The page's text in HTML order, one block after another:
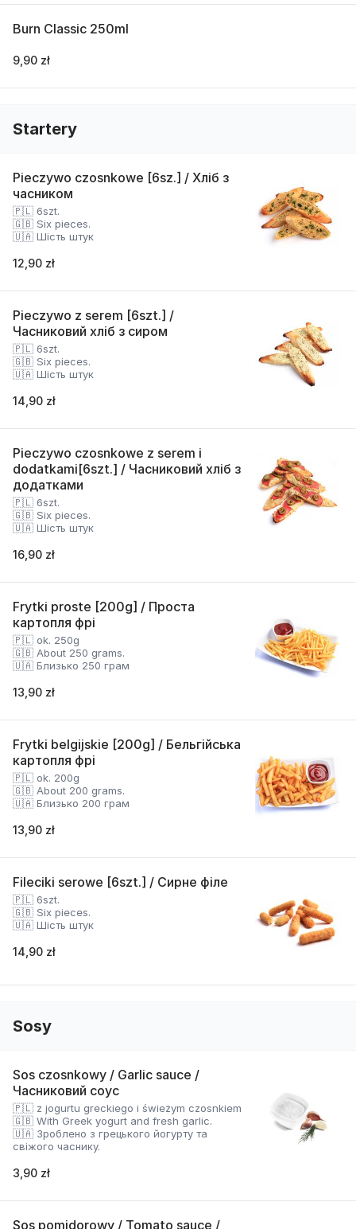
Burn Classic 250ml
9,90 zł
Startery
Pieczywo czosnkowe [6sz.] / Хліб з
часником
🇵🇱 6szt.
🇬🇧 Six pieces.
🇺🇦 Шість штук
12,90 zł
Pieczywo z serem [6szt.] /
Часниковий хліб з сиром
🇵🇱 6szt.
🇬🇧 Six pieces.
🇺🇦 Шість штук
14,90 zł
Pieczywo czosnkowe z serem i
dodatkami[6szt.] / Часниковий хліб з
додатками
🇵🇱 6szt.
🇬🇧 Six pieces.
🇺🇦 Шість штук
16,90 zł
Frytki proste [200g] / Проста
картопля фрі
🇵🇱 ok. 250g
🇬🇧 About 250 grams.
🇺🇦 Близько 250 грам
13,90 zł
Frytki belgijskie [200g] / Бельгійська
картопля фрі
🇵🇱 ok. 200g
🇬🇧 About 200 grams.
🇺🇦 Близько 200 грам
13,90 zł
Fileciki serowe [6szt.] / Сирне філе
🇵🇱 6szt.
🇬🇧 Six pieces.
🇺🇦 Шість штук
14,90 zł
Sosy
Sos czosnkowy / Garlic sauce /
Часниковий соус
🇵🇱 z jogurtu greckiego i świeżym czosnkiem
🇬🇧 With Greek yogurt and fresh garlic.
🇺🇦 Зроблено з грецького йогурту та
свіжого часнику.
3,90 zł
Sos pomidorowy / Tomato sauce /